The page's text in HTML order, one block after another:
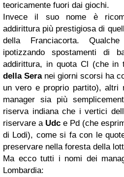
teoricamente fuori dai giochi.
Invece il suo nome è
addirittura più prestigiosa di
della Franciacorta.
ipotizzando spostamenti di
addirittura, in quota Cl (che in
della Seranei giorni scorsi ha
un vero e proprio partito), altri
manager sia più
riserva indiana che i vertici
riservare a Udc e Pd (che
di Lodi), come si fa con le
preservare nella foresta della
Ma ecco tutti i nomi dei
Lombardia: